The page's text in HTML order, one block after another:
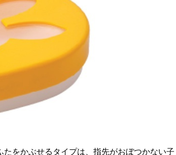
をかぶせるタイプは、指先がおぼつかない子